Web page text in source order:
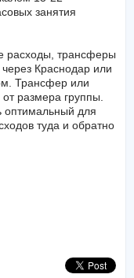
13-22
занятия
расходы, трансферы
Краснодар или
Трансфер или
размера группы.
для
туда и обратно